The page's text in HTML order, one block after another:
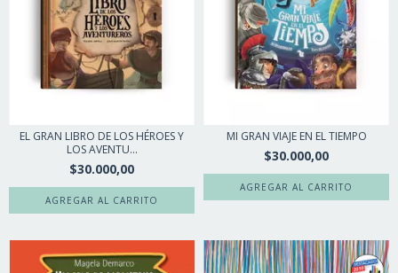
EL GRAN LIBRO DE LOS HÉROES Y
LOS AVENTU...
$30.000,00
MI GRAN VIAJE EN EL TIEMPO
$30.000,00